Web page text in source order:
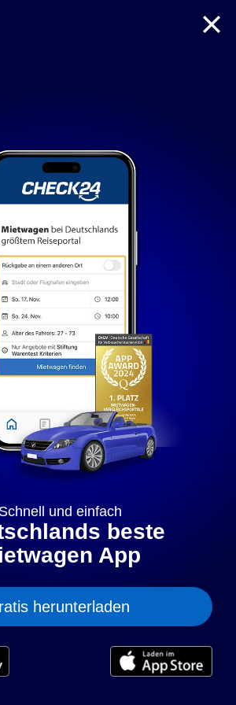
lecker
klar” ermöglichen Sie uns Ihnen
Nutzungserlebnis zu
kontinuierlich zu verbessern. So
unseren Partnern personalisierte
Angebote anzeigen. Über
Sie Ihre persönlichen Präferenzen
auch nachträglich jederzeit möglich. Mit
notwendige Cookies” werden lediglich
Cookies gespeichert.
Geht klar
Schnell und einfach
beste
App
herunterladen
Mietwagen